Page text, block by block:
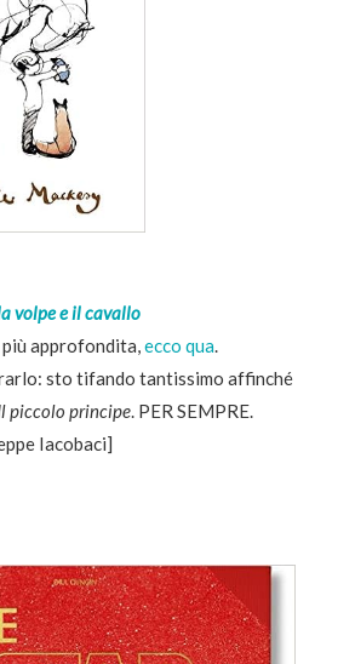
volpe e il cavallo
più approfondita,ecco qua.
sto tifando tantissimo affinché
piccolo principe. PER SEMPRE.
Iacobaci]